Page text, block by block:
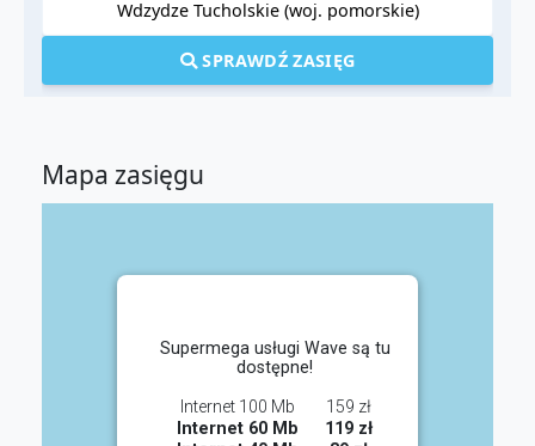
SPRAWDŹ ZASIĘG
Mapa zasięgu
Supermega usługi Wave są tu
dostępne!
Internet 100 Mb
159 zł
Internet 60 Mb
119 zł